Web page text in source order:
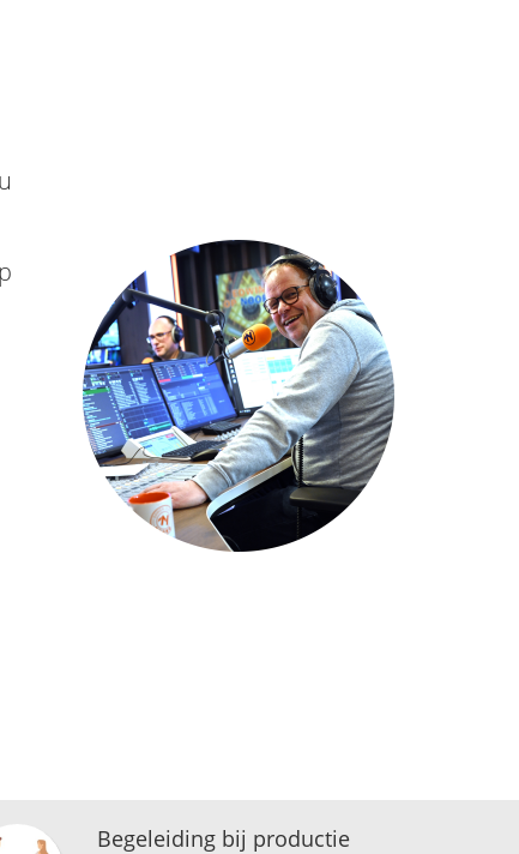
Begeleiding bij productie